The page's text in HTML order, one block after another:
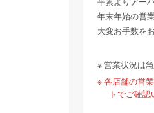
年末年始の営
大変お手数を
営業状況は
各店舗の営
トでご確